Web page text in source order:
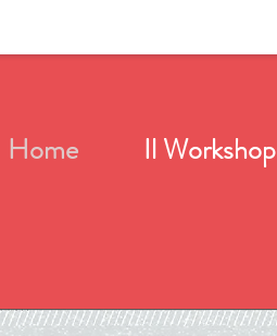
Home Il Workshop